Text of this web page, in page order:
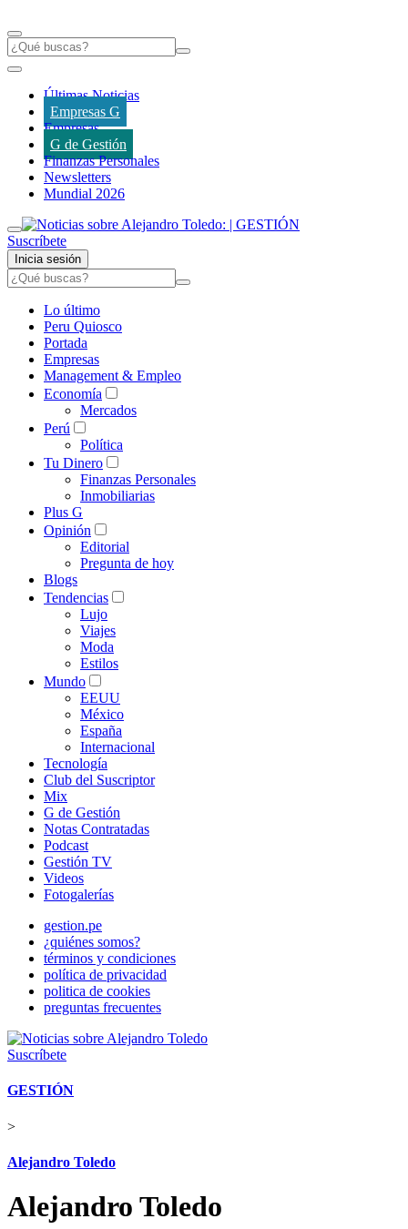
Últimas Noticias
Empresas G
Empresas
G de Gestión
Finanzas Personales
Newsletters
Mundial 2026
Suscríbete
Inicia sesión
Lo último
Peru Quiosco
Portada
Empresas
Management & Empleo
Economía
Mercados
Perú
Política
Tu Dinero
Finanzas Personales
Inmobiliarias
Plus G
Opinión
Editorial
Pregunta de hoy
Blogs
Tendencias
Lujo
Viajes
Moda
Estilos
Mundo
EEUU
México
España
Internacional
Tecnología
Club del Suscriptor
Mix
G de Gestión
Notas Contratadas
Podcast
Gestión TV
Videos
Fotogalerías
gestion.pe
¿quiénes somos?
términos y condiciones
política de privacidad
politica de cookies
preguntas frecuentes
Suscríbete
GESTIÓN
>
Alejandro Toledo
Alejandro Toledo